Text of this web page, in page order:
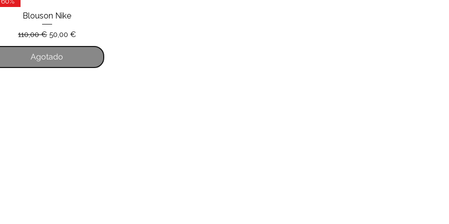
Blouson Nike
Precio
110,00 € Precio de oferta
50,00 €
Agotado